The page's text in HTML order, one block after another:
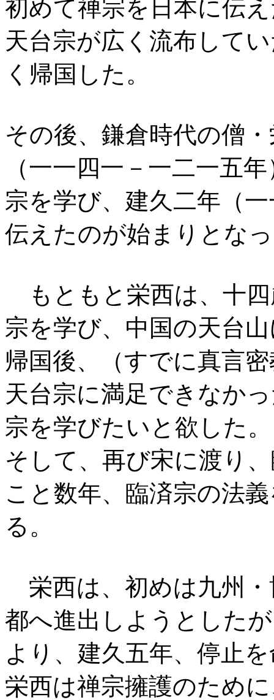
初めて禅宗を日本に伝
天台宗が広く流布して
く帰国した。
その後、鎌倉時代の僧
（一一四一－一二一五
宗を学び、建久二年（
伝えたのが始まりとな
もともと栄西は、十
宗を学び、中国の天台
帰国後、（すでに真言
天台宗に満足できなか
宗を学びたいと欲した。
そして、再び宋に渡り
こと数年、臨済宗の法
る。
栄西は、初めは九州・
都へ進出しようとした
より、建久五年、停止
栄西は禅宗擁護のため